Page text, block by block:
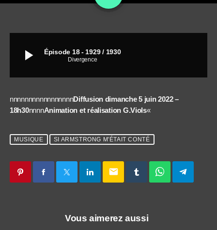
play_arrow Épisode 18 - 1929 / 1930
Divergence
nnnnnnnnnnnnnnnnnDiffusion dimanche 5 juin 2022 –
18h30nnnnAnimation et réalisation G.Viols«
MUSIQUE SI ARMSTRONG M'ÉTAIT CONTÉ
email
Vous aimerez aussi